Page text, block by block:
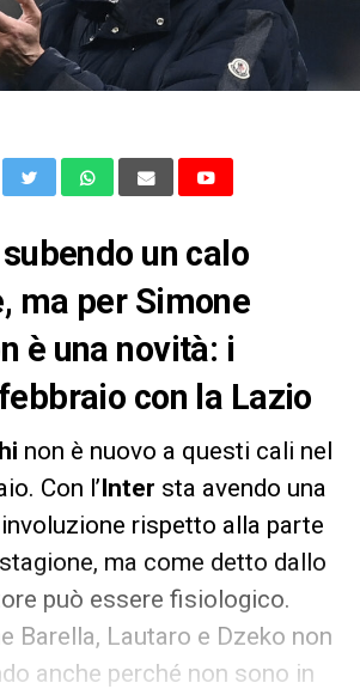
subendo un calo
ma per Simone
è una novità: i
con la Lazio
non è nuovo a questi cali nel
Con l’Inter sta avendo una
rispetto alla parte
ma come detto dallo
può essere fisiologico.
Barella, Lautaro e Dzeko non
anche perché non sono in